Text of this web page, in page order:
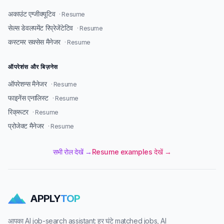
अकाउंट एग्जीक्यूटिव · Resume
सेल्स डेवलपमेंट रिप्रेजेंटेटिव · Resume
कस्टमर सक्सेस मैनेजर · Resume
ऑपरेशंस और बिज़नेस
ऑपरेशन्स मैनेजर · Resume
फाइनेंस एनालिस्ट · Resume
रिक्रूटर · Resume
प्रोजेक्ट मैनेजर · Resume
सभी रोल देखें → Resume examples देखें →
APPLYTOP
आपका AI job-search assistant: हर घंटे matched jobs, AI